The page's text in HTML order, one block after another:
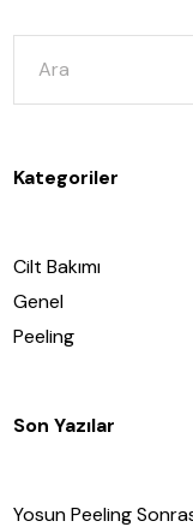
şunun
ara:
Kategoriler
Cilt Bakımı
Genel
Peeling
Son Yazılar
Yosun Peeling